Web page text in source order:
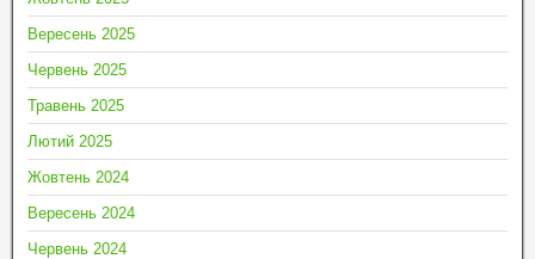
Вересень 2025
Червень 2025
Травень 2025
Лютий 2025
Жовтень 2024
Вересень 2024
Червень 2024